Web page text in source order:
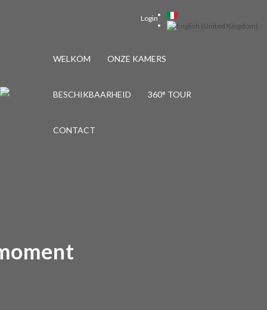
Login
WELKOM ONZE KAMERS
BESCHIKBAARHEID 360° TOUR
CONTACT
Koffiemoment